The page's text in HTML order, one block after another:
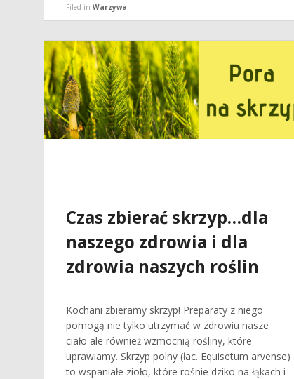
Filed in Warzywa
Czas zbierać skrzyp…dla
naszego zdrowia i dla
zdrowia naszych roślin
Kochani zbieramy skrzyp! Preparaty z niego
pomogą nie tylko utrzymać w zdrowiu nasze
ciało ale również wzmocnią rośliny, które
uprawiamy. Skrzyp polny (łac. Equisetum arvense)
to wspaniałe zioło, które rośnie dziko na łąkach i